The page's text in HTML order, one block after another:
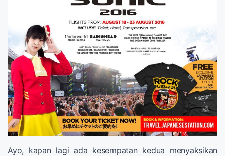
Ayo, kapan lagi ada kesempatan kedua menyaksikan